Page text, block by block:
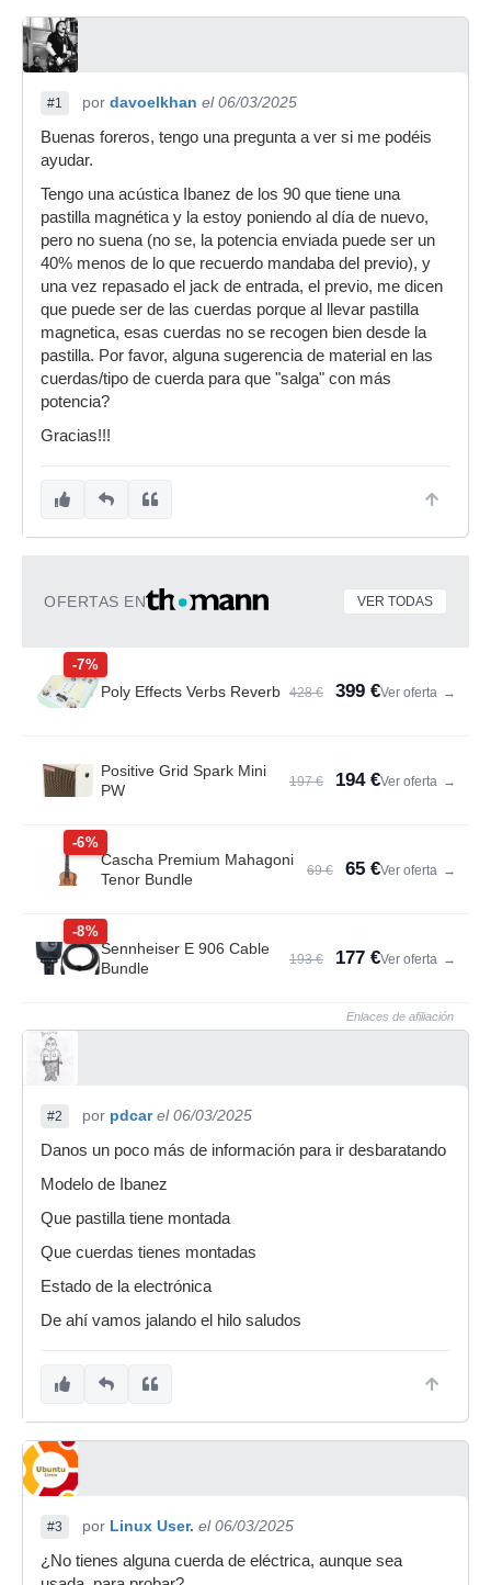
#1 por davoelkhan el 06/03/2025
Buenas foreros, tengo una pregunta a ver si me podéis
ayudar.
Tengo una acústica Ibanez de los 90 que tiene una
pastilla magnética y la estoy poniendo al día de nuevo,
pero no suena (no se, la potencia enviada puede ser un
40% menos de lo que recuerdo mandaba del previo), y
una vez repasado el jack de entrada, el previo, me dicen
que puede ser de las cuerdas porque al llevar pastilla
magnetica, esas cuerdas no se recogen bien desde la
pastilla. Por favor, alguna sugerencia de material en las
cuerdas/tipo de cuerda para que "salga" con más
potencia?
Gracias!!!
OFERTAS EN VER TODAS
-7%
Poly Effects Verbs Reverb 428 € 399 €Ver oferta →
Positive Grid Spark Mini
PW
197 € 194 €Ver oferta →
-6%
Cascha Premium Mahagoni
Tenor Bundle
69 € 65 €Ver oferta →
-8%
Sennheiser E 906 Cable
Bundle
193 € 177 €Ver oferta →
Enlaces de afiliación
#2 por pdcar el 06/03/2025
Danos un poco más de información para ir desbaratando
Modelo de Ibanez
Que pastilla tiene montada
Que cuerdas tienes montadas
Estado de la electrónica
De ahí vamos jalando el hilo saludos
#3 por Linux User. el 06/03/2025
¿No tienes alguna cuerda de eléctrica, aunque sea